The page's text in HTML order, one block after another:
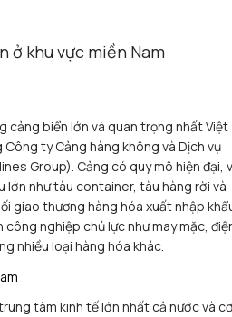
ở khu vực miền Nam
cảng biển lớn và quan trọng nhất Việt
ty Cảng hàng không và Dịch vụ
Group). Cảng có quy mô hiện đại,
lớn như tàu container, tàu hàng rời và
giao thương hàng hóa xuất nhập
nghiệp chủ lực như may mặc,
nhiều loại hàng hóa khác.
tâm kinh tế lớn nhất cả nước và cơ